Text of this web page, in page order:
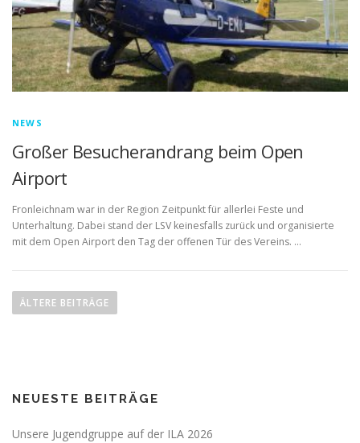
NEWS
Großer Besucherandrang beim Open
Airport
Fronleichnam war in der Region Zeitpunkt für allerlei Feste und
Unterhaltung. Dabei stand der LSV keinesfalls zurück und organisierte
mit dem Open Airport den Tag der offenen Tür des Vereins. …
e
g
s
ÄLTERE BEITRÄGE
NEUESTE BEITRÄGE
Unsere Jugendgruppe auf der ILA 2026